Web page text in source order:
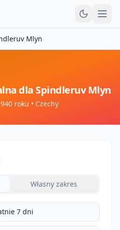
Mlyn
dla Spindleruv Mlyn
roku • Czechy
Własny zakres
7 dni